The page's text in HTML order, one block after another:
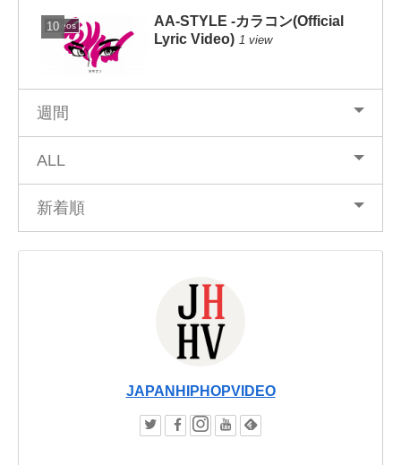
Videos
AA-STYLE -カラコン(Official
Lyric Video) 1 view
週間
ALL
新着順
JAPANHIPHOPVIDEO